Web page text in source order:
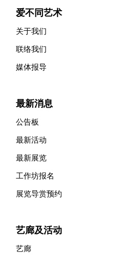
爱不同艺术
关于我们
联络我们
媒体报导
最新消息
公告板
最新活动
最新展览
工作坊报名
展览导赏预约
艺廊及活动
艺廊